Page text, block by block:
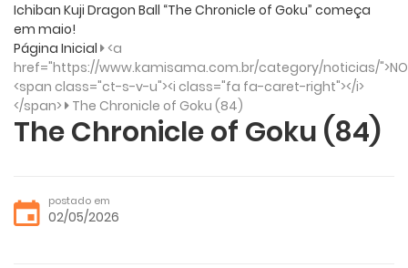
Ichiban Kuji Dragon Ball “The Chronicle of Goku” começa
em maio!
Página Inicial <a
href="https://www.kamisama.com.br/category/noticias/
<span class="ct-s-v-u"><i class="fa fa-caret-right"></i>
</span> The Chronicle of Goku (84)
The Chronicle of Goku (84)
postado em
02/05/2026